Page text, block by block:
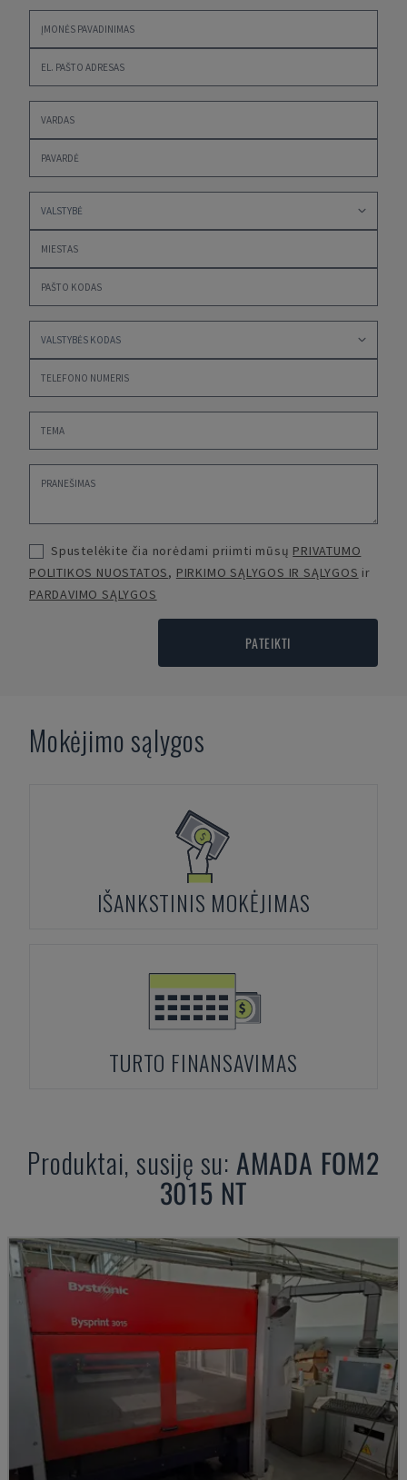
Spustelėkite čia norėdami priimti mūsų PRIVATUMO
POLITIKOS NUOSTATOS, PIRKIMO SĄLYGOS IR SĄLYGOS ir
PARDAVIMO SĄLYGOS
PATEIKTI
Mokėjimo sąlygos
IŠANKSTINIS MOKĖJIMAS
TURTO FINANSAVIMAS
Produktai, susiję su: AMADA FOM2
3015 NT